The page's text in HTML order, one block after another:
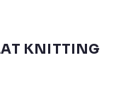
KNITTING